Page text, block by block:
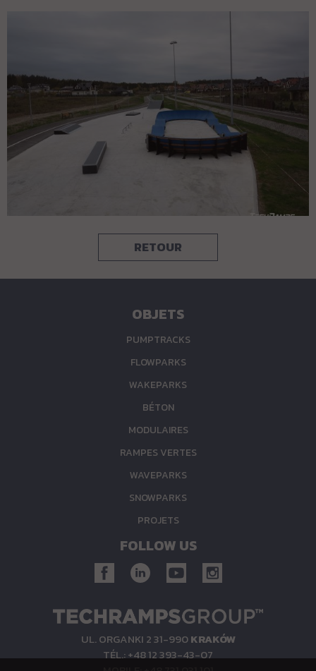
RETOUR
OBJETS
PUMPTRACKS
FLOWPARKS
WAKEPARKS
BÉTON
MODULAIRES
RAMPES VERTES
WAVEPARKS
SNOWPARKS
PROJETS
FOLLOW US
UL. ORGANKI 2 31-990KRAKÓW
TÉL.: +48 12 393-43-07